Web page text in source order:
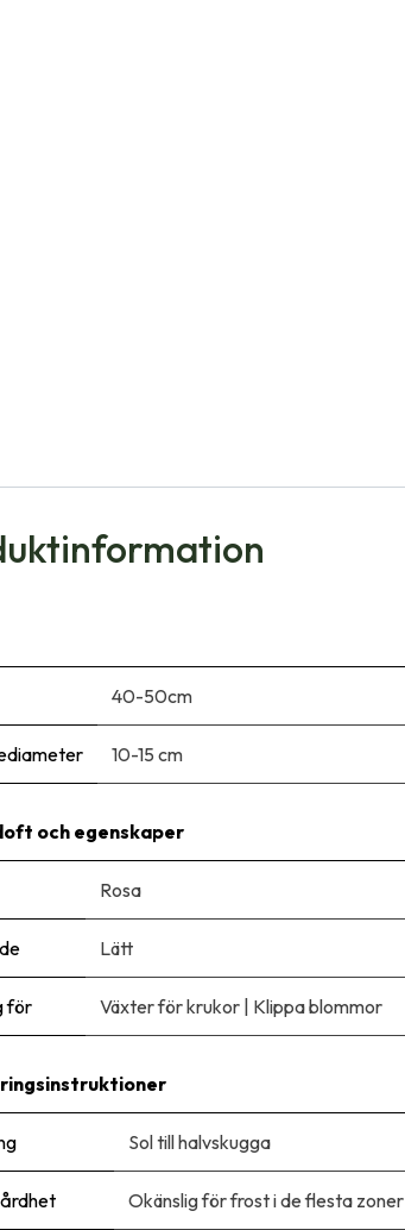
40-50cm
10-15 cm
och egenskaper
Rosa
Lätt
för Växter för krukor Klippa blommor
Sol till halvskugga
Okänslig för frost i de flesta zoner